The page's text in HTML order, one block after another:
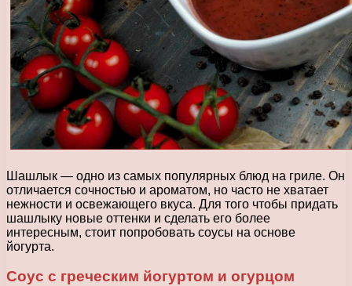
Шашлык — одно из самых популярных блюд на гриле. Он
отличается сочностью и ароматом, но часто не хватает
нежности и освежающего вкуса. Для того чтобы придать
шашлыку новые оттенки и сделать его более
интересным, стоит попробовать соусы на основе
йогурта.
Соус с греческим йогуртом и огурцом